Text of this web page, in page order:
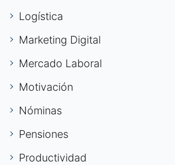
Logística
Marketing Digital
Mercado Laboral
Motivación
Nóminas
Pensiones
Productividad